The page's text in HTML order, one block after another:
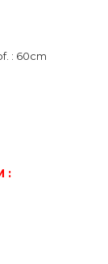
: 60cm
: